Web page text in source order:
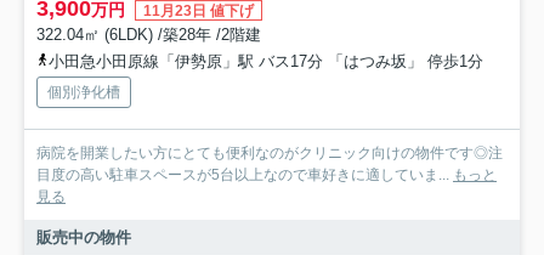
3,900万円 11月23日 値下げ
322.04㎡ (6LDK) /築28年 /2階建
小田急小田原線「伊勢原」駅 バス17分 「はつみ坂」 停歩1分
個別浄化槽
病院を開業したい方にとても便利なのがクリニック向けの物件です◎注
目度の高い駐車スペースが5台以上なので車好きに適していま... もっと
見る
販売中の物件